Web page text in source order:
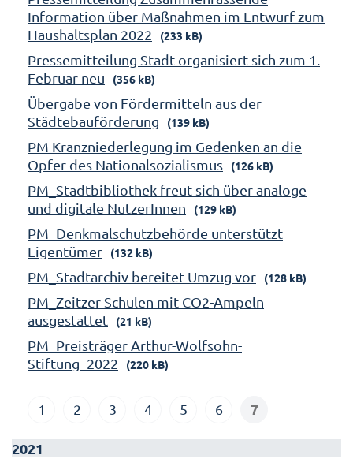
Information über Maßnahmen im Entwurf zum
Haushaltsplan 2022
(233 kB)
Pressemitteilung Stadt organisiert sich zum 1.
Februar neu
(356 kB)
Übergabe von Fördermitteln aus der
Städtebauförderung
(139 kB)
PM Kranzniederlegung im Gedenken an die
Opfer des Nationalsozialismus
(126 kB)
PM_Stadtbibliothek freut sich über analoge
und digitale NutzerInnen
(129 kB)
PM_Denkmalschutzbehörde unterstützt
Eigentümer
(132 kB)
PM_Stadtarchiv bereitet Umzug vor (128 kB)
PM_Zeitzer Schulen mit CO2-Ampeln
ausgestattet
(21 kB)
PM_Preisträger Arthur-Wolfsohn-
Stiftung_2022
(220 kB)
1 2 3 4 5 6 7
2021